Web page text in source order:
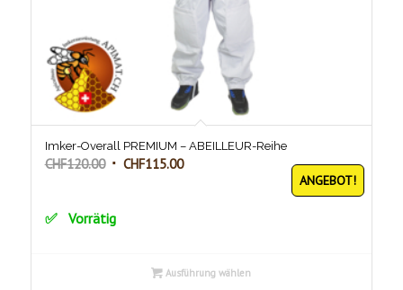
Imker-Overall PREMIUM – ABEILLEUR-Reihe
CHF120.00 Ursprünglicher
CHF120.00
CHF115.00Aktueller
ANGEBOT!
Vorrätig
Ausführung wählen